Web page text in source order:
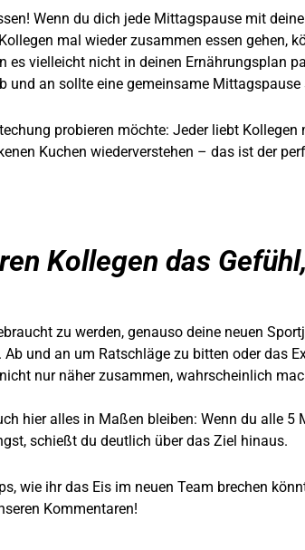
Wenn du dich jede Mittagspause mit
mal wieder zusammen essen gehen,
es vielleicht nicht in deinen Ernährungsplan
und an sollte eine gemeinsame Mittagspause
probieren möchte: Jeder liebt Kollegen
Kuchen wiederverstehen – das ist der
Kollegen das
zu werden, genauso deine neuen
. Ab und an um Ratschläge zu bitten oder das
nur näher zusammen, wahrscheinlich
hier alles in Maßen bleiben: Wenn du alle 5
schießt du deutlich über das Ziel hinaus.
wie ihr das Eis im neuen Team brechen
Kommentaren!